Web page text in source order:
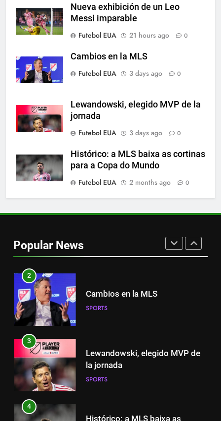
Nueva exhibición de un Leo
Messi imparable
Futebol EUA
21 hours ago 0
Cambios en la MLS
Futebol EUA
3 days ago 0
Lewandowski, elegido MVP de la
jornada
Futebol EUA
3 days ago 0
Histórico: a MLS baixa as cortinas
para a Copa do Mundo
Futebol EUA
2 months ago 0
Popular News
6
Exibição: duas assistências de
Leo Messi e hat-trick de Luis
Suárez
SPORTS
7
espanhola
SPORTS
A incrível raiva de Messi com os
torcedores do Inter Miami
SPORTS
2
Cambios en la MLS
SPORTS
3
Lewandowski, elegido MVP de
la jornada
SPORTS
4
Histórico: a MLS baixa as